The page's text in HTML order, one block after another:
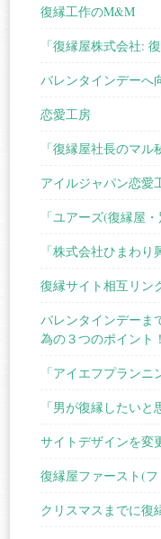
復縁工作のM&M
「復縁屋株式会社:
バレンタインデーへ
恋愛工房
「復縁屋社長のマ
アイルジャパン恋愛
「ユアーズ(復縁屋
「株式会社ひまわ
復縁サイト相互リン
バレンタインデーま
為の３つのポイント！
「アイエフプラン
「男が復縁したい
サイトデザインを変
復縁屋ファースト(
クリスマスまでに復